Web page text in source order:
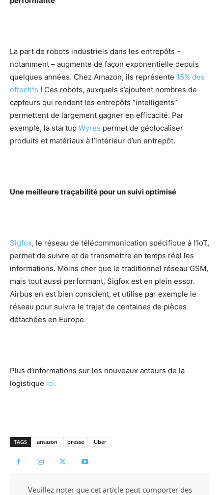
La part de robots industriels dans les entrepôts –
notamment – augmente de façon exponentielle depuis
quelques années. Chez Amazon, ils représente 15% des
effectifs ! Ces robots, auxquels s’ajoutent nombres de
capteurs qui rendent les entrepôts “intelligents”
permettent de largement gagner en efficacité. Par
exemple, la startup Wyres permet de géolocaliser
produits et matériaux à l’intérieur d’un entrepôt.
Une meilleure traçabilité pour un suivi optimisé
Sigfox, le réseau de télécommunication spécifique à l’IoT,
permet de suivre et de transmettre en temps réel les
informations. Moins cher que le traditionnel réseau GSM,
mais tout aussi performant, Sigfox est en plein essor.
Airbus en est bien conscient, et utilise par exemple le
réseau pour suivre le trajet de centaines de pièces
détachées en Europe.
Plus d’informations sur les nouveaux acteurs de la
logistique ici.
TAGS amazon presse Uber
Veuillez noter que cet article peut comporter des